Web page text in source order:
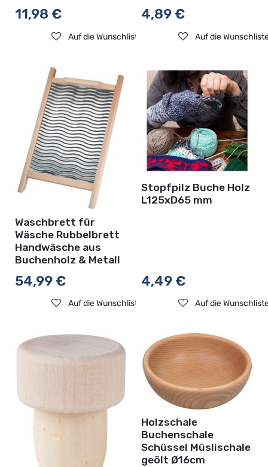
11,98 €
Auf die Wunschliste
4,89€
Auf die
Waschbrett für
Wäsche Rubbelbrett
Handwäsche aus
Buchenholz & Metall
54,99€
Auf die Wunschliste
Stopfpilz Buche Holz
L125xD65 mm
4,49€
Auf die
Holzschale
Buchenschale
Schüssel Müslischale
geölt Ø16cm